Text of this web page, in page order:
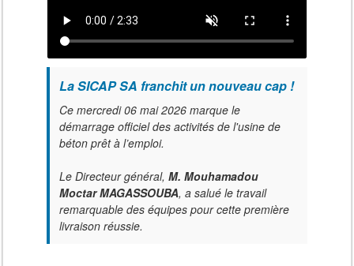
La SICAP SA franchit un nouveau cap !
Ce mercredi 06 mai 2026 marque le
démarrage officiel des activités de l'usine de
béton prêt à l’emploi.
Le Directeur général, M. Mouhamadou
Moctar MAGASSOUBA, a salué le travail
remarquable des équipes pour cette première
livraison réussie.